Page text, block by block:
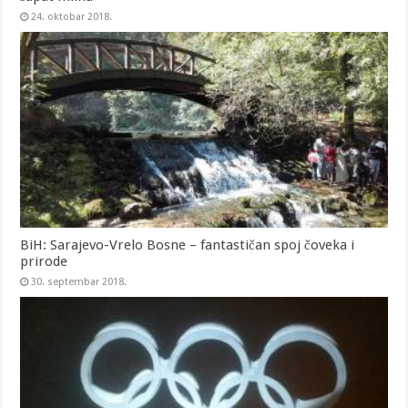
24. oktobar 2018.
BiH: Sarajevo-Vrelo Bosne – fantastičan spoj čoveka i
prirode
30. septembar 2018.